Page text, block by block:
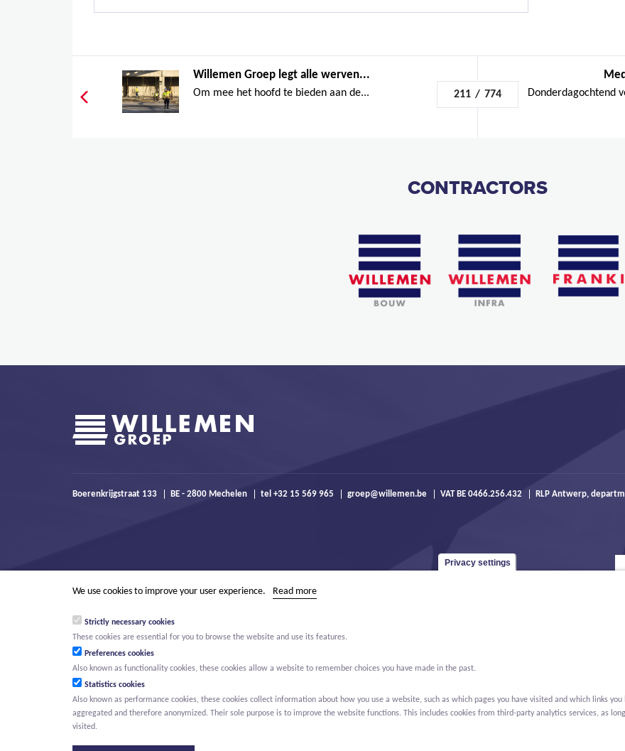
Willemen Groep legt alle werven...
Om mee het hoofd te bieden aan de... 211 / 774 Donderdagochtend
CONTRACTORS
Boerenkrijgstraat 133 BE - 2800 Mechelen tel +32 15 569 965 groep@willemen.be VAT BE 0466.256.432 RLP Antwerp,
© Willemen Groep
Privacy settings
We use cookies to improve your user experience. Read more
Strictly necessary cookies
These cookies are essential for you to browse the website and use its features.
Preferences cookies
Also known as functionality cookies, these cookies allow a website to remember choices you have made in the past.
Statistics cookies
Also known as performance cookies, these cookies collect information about how you use a website, such as which pages you have visited and which links
aggregated and therefore anonymized. Their sole purpose is to improve the website functions. This includes cookies from third-party analytics services, as
visited.